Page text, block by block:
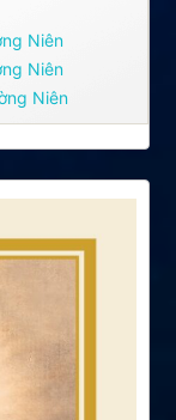
Niên
Niên
Niên